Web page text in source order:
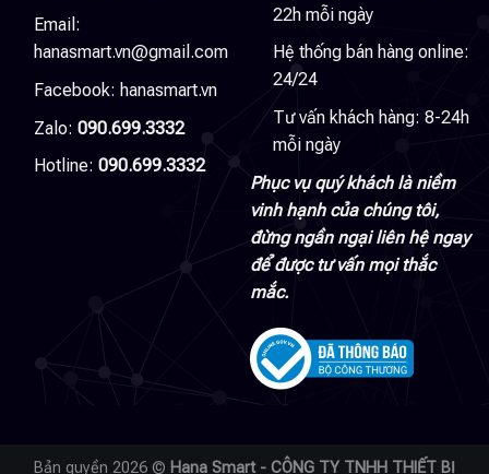
Email:
hanasmart.vn@gmail.com
Facebook: hanasmart.vn
Zalo: 090.699.3332
Hotline: 090.699.3332
22h mỗi ngày
Hệ thống bán hàng online:
24/24
Tư vấn khách hàng: 8-24h
mỗi ngày
Phục vụ quý khách là niềm
vinh hạnh của chúng tôi,
đừng ngần ngại liên hệ ngay
để được tư vấn mọi thắc
mắc.
Bản quyền 2026 © Hana Smart - CÔNG TY TNHH THIẾT BỊ